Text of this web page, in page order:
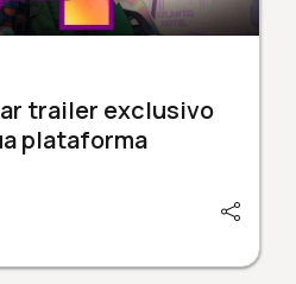
trailer exclusivo
plataforma